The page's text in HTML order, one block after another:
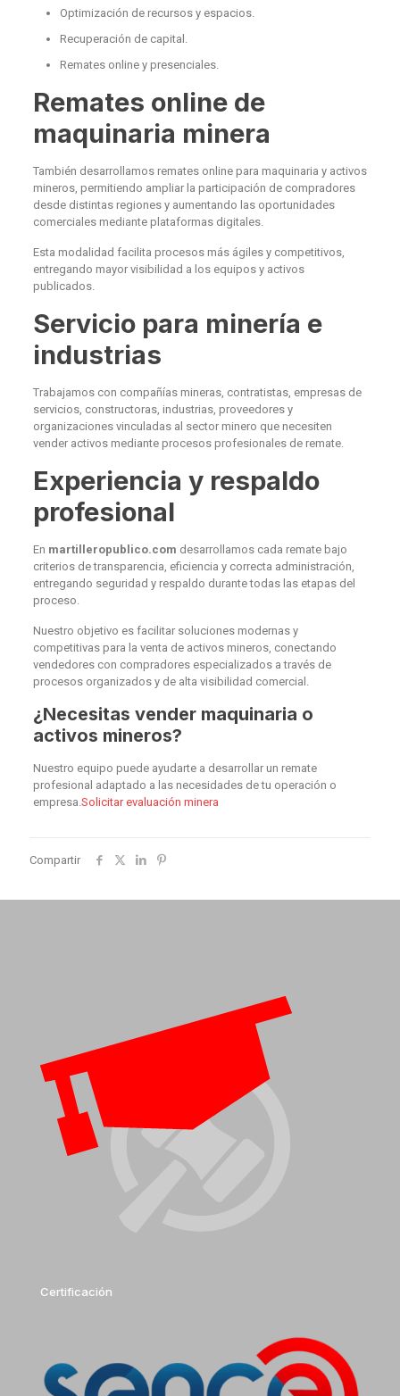
Optimización de recursos y espacios.
Recuperación de capital.
Remates online y presenciales.
Remates online de
maquinaria minera
También desarrollamos remates online para maquinaria y activos
mineros, permitiendo ampliar la participación de compradores
desde distintas regiones y aumentando las oportunidades
comerciales mediante plataformas digitales.
Esta modalidad facilita procesos más ágiles y competitivos,
entregando mayor visibilidad a los equipos y activos
publicados.
Servicio para minería e
industrias
Trabajamos con compañías mineras, contratistas, empresas de
servicios, constructoras, industrias, proveedores y
organizaciones vinculadas al sector minero que necesiten
vender activos mediante procesos profesionales de remate.
Experiencia y respaldo
profesional
En martilleropublico.com desarrollamos cada remate bajo
criterios de transparencia, eficiencia y correcta administración,
entregando seguridad y respaldo durante todas las etapas del
proceso.
Nuestro objetivo es facilitar soluciones modernas y
competitivas para la venta de activos mineros, conectando
vendedores con compradores especializados a través de
procesos organizados y de alta visibilidad comercial.
¿Necesitas vender maquinaria o
activos mineros?
Nuestro equipo puede ayudarte a desarrollar un remate
profesional adaptado a las necesidades de tu operación o
empresa.Solicitar evaluación minera
Compartir
Certificación